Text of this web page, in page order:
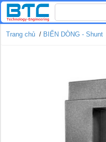
kiếm
cho:
Trang chủ / BIẾN DÒNG - Shunt